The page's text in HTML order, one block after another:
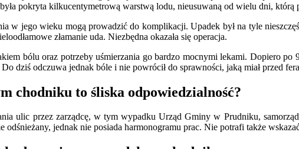
pokryta kilkucentymetrową warstwą lodu, nieusuwaną od wielu dni, którą
w jego wieku mogą prowadzić do komplikacji. Upadek był na tyle
złamanie uda. Niezbędna okazała się operacja.
bólu oraz potrzeby uśmierzania go bardzo mocnymi lekami. Dopiero
dziś odczuwa jednak bóle i nie powrócił do sprawności, jaką miał przed
chodniku to śliska odpowiedzialność?
ulic przez zarządcę, w tym wypadku Urząd Gminy w Prudniku,
jednak nie posiada harmonogramu prac. Nie potrafi także